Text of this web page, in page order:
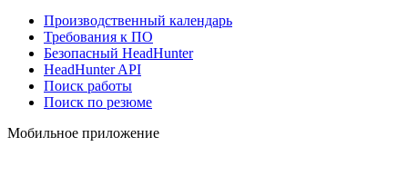
Производственный календарь
Требования к ПО
Безопасный HeadHunter
HeadHunter API
Поиск работы
Поиск по резюме
Мобильное приложение